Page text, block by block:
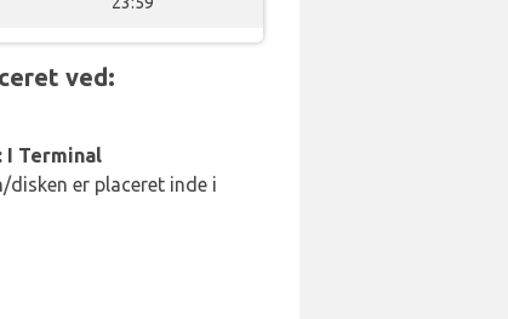
ved:
I Terminal
disken er placeret inde i